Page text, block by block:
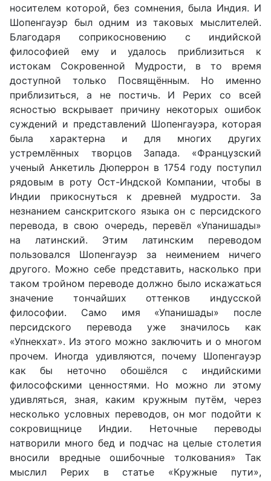
носителем которой, без сомнения, была Индия. И
Шопенгауэр был одним из таковых мыслителей.
Благодаря соприкосновению с индийской
философией ему и удалось приблизиться к
истокам Сокровенной Мудрости, в то время
доступной только Посвящённым. Но именно
приблизиться, а не постичь. И Рерих со всей
ясностью вскрывает причину некоторых ошибок
суждений и представлений Шопенгауэра, которая
была характерна и для многих других
устремлённых творцов Запада. «Французский
ученый Анкетиль Дюперрон в 1754 году поступил
рядовым в роту Ост-Индской Компании, чтобы в
Индии прикоснуться к древней мудрости. За
незнанием санскритского языка он с персидского
перевода, в свою очередь, перевёл «Упанишады»
на латинский. Этим латинским переводом
пользовался Шопенгауэр за неимением ничего
другого. Можно себе представить, насколько при
таком тройном переводе должно было искажаться
значение тончайших оттенков индусской
философии. Само имя «Упанишады» после
персидского перевода уже значилось как
«Упнекхат». Из этого можно заключить и о многом
прочем. Иногда удивляются, почему Шопенгауэр
как бы неточно обошёлся с индийскими
философскими ценностями. Но можно ли этому
удивляться, зная, каким кружным путём, через
несколько условных переводов, он мог подойти к
сокровищнице Индии. Неточные переводы
натворили много бед и подчас на целые столетия
вносили вредные ошибочные толкования» Так
мыслил Рерих в статье «Кружные пути»,